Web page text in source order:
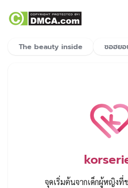
The beauty inside ซอฮย
จุดเริ่มต้นจากเด็กผู้หญิงที่